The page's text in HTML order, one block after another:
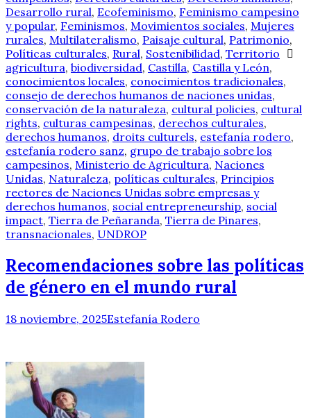
Desarrollo rural, Ecofeminismo, Feminismo campesino
y popular, Feminismos, Movimientos sociales, Mujeres
rurales, Multilateralismo, Paisaje cultural, Patrimonio,
Políticas culturales, Rural, Sostenibilidad, Territorio
agricultura, biodiversidad, Castilla, Castilla y León,
conocimientos locales, conocimientos tradicionales,
consejo de derechos humanos de naciones unidas,
conservación de la naturaleza, cultural policies, cultural
rights, culturas campesinas, derechos culturales,
derechos humanos, droits culturels, estefanía rodero,
estefanía rodero sanz, grupo de trabajo sobre los
campesinos, Ministerio de Agricultura, Naciones
Unidas, Naturaleza, políticas culturales, Principios
rectores de Naciones Unidas sobre empresas y
derechos humanos, social entrepreneurship, social
impact, Tierra de Peñaranda, Tierra de Pinares,
transnacionales, UNDROP
Recomendaciones sobre las políticas
de género en el mundo rural
18 noviembre, 2025Estefanía Rodero